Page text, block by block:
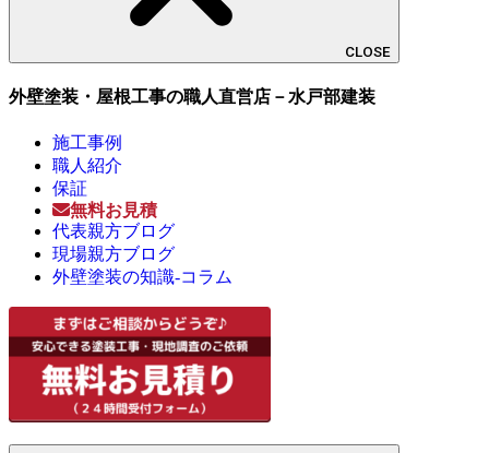
CLOSE
外壁塗装・屋根工事の職人直営店－水戸部建装
施工事例
職人紹介
保証
無料お見積
代表親方ブログ
現場親方ブログ
外壁塗装の知識-コラム